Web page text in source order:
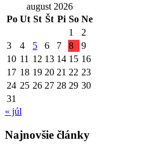
august 2026
Po Ut St Št Pi So Ne
1
2
3
4 5 6 7 8
9
10 11 12 13 14 15 16
17 18 19 20 21 22 23
24 25 26 27 28 29 30
31
« júl
Najnovšie články